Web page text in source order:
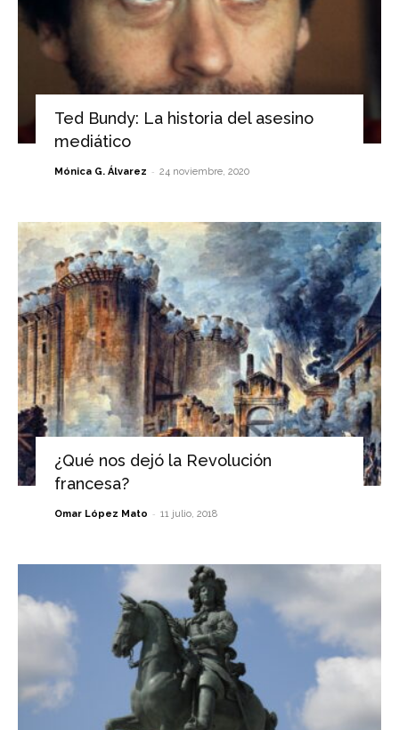
Ted Bundy: La historia del asesino
mediático
Mónica G. Álvarez - 24 noviembre, 2020
¿Qué nos dejó la Revolución
francesa?
Omar López Mato - 11 julio, 2018